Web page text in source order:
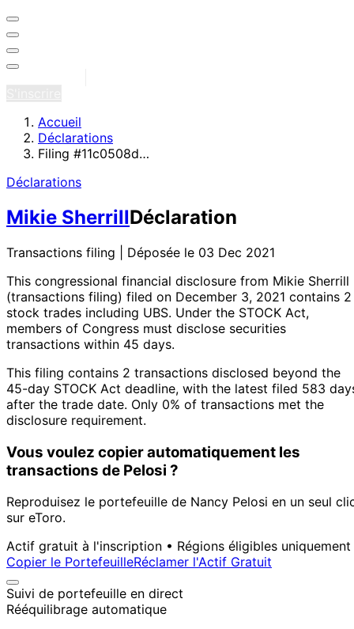
Accueil
Déclarations
Filing #11c0508d…
Déclarations
Mikie SherrillDéclaration
Transactions filing | Déposée le 03 Dec 2021
This congressional financial disclosure from Mikie Sherrill
(transactions filing) filed on December 3, 2021 contains 2
stock trades including UBS. Under the STOCK Act,
members of Congress must disclose securities
transactions within 45 days.
This filing contains 2 transactions disclosed beyond the
45-day STOCK Act deadline, with the latest filed 583
after the trade date. Only 0% of transactions met the
disclosure requirement.
Vous voulez copier automatiquement les
transactions de Pelosi ?
Reproduisez le portefeuille de Nancy Pelosi en un seul
sur eToro.
Actif gratuit à l'inscription • Régions éligibles uniquement
Copier le PortefeuilleRéclamer l'Actif Gratuit
Suivi de portefeuille en direct
Rééquilibrage automatique